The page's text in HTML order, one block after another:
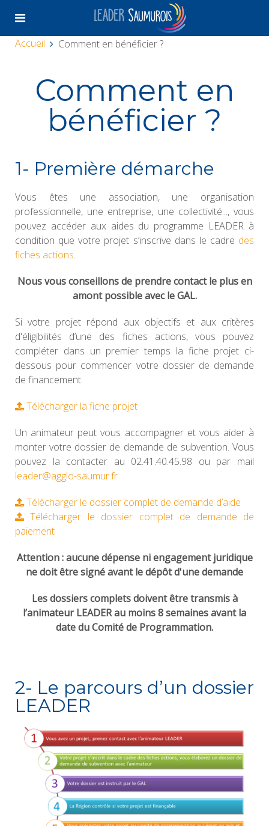
Accueil Comment en bénéficier ?
Comment en
bénéficier ?
1- Première démarche
Vous êtes une association, une organisation
professionnelle, une entreprise, une collectivité..., vous
pouvez accéder aux aides du programme LEADER à
condition que votre projet s’inscrive dans le cadre des
fiches actions.
Nous vous conseillons de prendre contact le plus en
amont possible avec le GAL.
Si votre projet répond aux objectifs et aux critères
d'éligibilités d’une des fiches actions, vous pouvez
compléter dans un premier temps la fiche projet ci-
dessous pour commencer votre dossier de demande
de financement.
Télécharger la fiche projet
Un animateur peut vous accompagner et vous aider à
monter votre dossier de demande de subvention. Vous
pouvez la contacter au 02.41.40.45.98 ou par mail
leader@agglo-saumur.fr
Télécharger le dossier complet de demande d’aide
Télécharger le dossier complet de demande de
paiement
Attention : aucune dépense ni engagement juridique
ne doit être signé avant le dépôt d'une demande
Les dossiers complets doivent être transmis à
l’animateur LEADER au moins 8 semaines avant la
date du Comité de Programmation.
2- Le parcours d’un dossier
LEADER